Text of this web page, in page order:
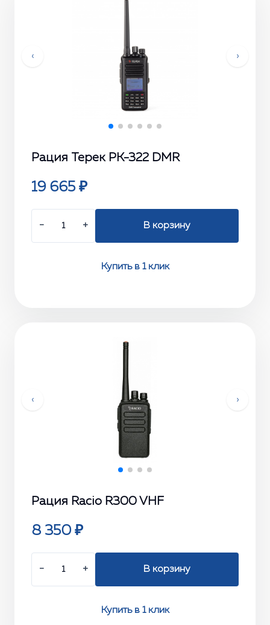
‹ ›
Рация Терек РК-322 DMR
19 665 ₽
− + В корзину
Купить в 1 клик
‹ ›
Рация Racio R300 VHF
8 350 ₽
− + В корзину
Купить в 1 клик